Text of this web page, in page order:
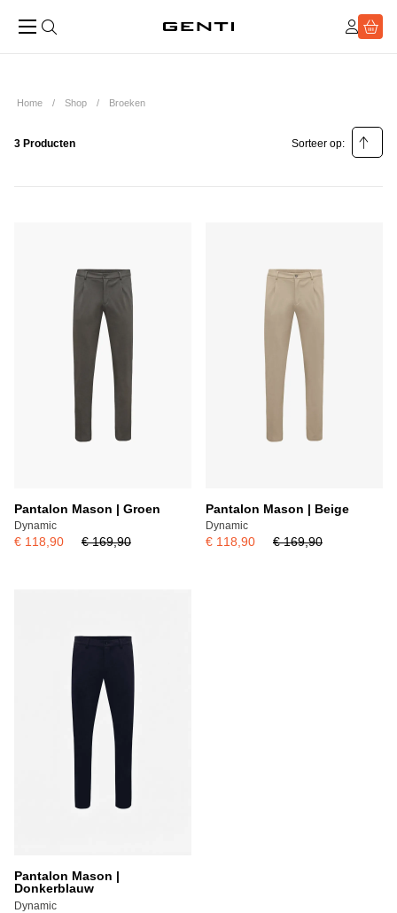
Home Shop Broeken
3 Producten Sorteer op:
Populariteit hoog - laag
Pantalon Mason | Groen
Dynamic
€ 118,90 € 169,90
Pantalon Mason | Beige
Dynamic
€ 118,90 € 169,90
Pantalon Mason |
Donkerblauw
Dynamic